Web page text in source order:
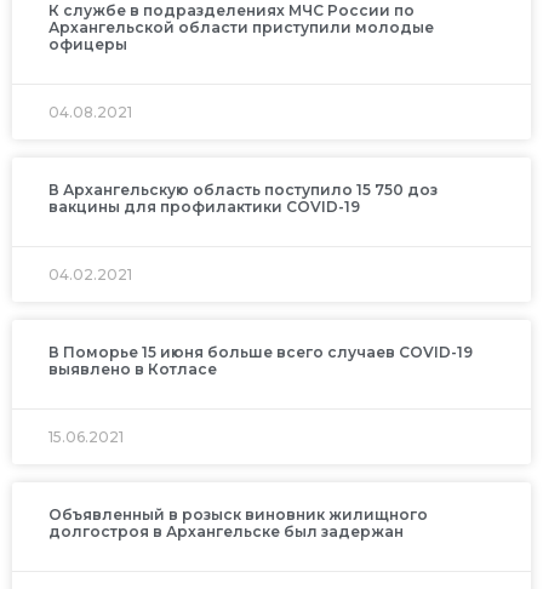
К службе в подразделениях МЧС России по
Архангельской области приступили молодые
офицеры
04.08.2021
В Архангельскую область поступило 15 750 доз
вакцины для профилактики COVID-19
04.02.2021
В Поморье 15 июня больше всего случаев COVID-19
выявлено в Котласе
15.06.2021
Объявленный в розыск виновник жилищного
долгостроя в Архангельске был задержан